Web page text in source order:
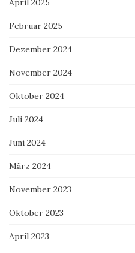
April 2025
Februar 2025
Dezember 2024
November 2024
Oktober 2024
Juli 2024
Juni 2024
März 2024
November 2023
Oktober 2023
April 2023